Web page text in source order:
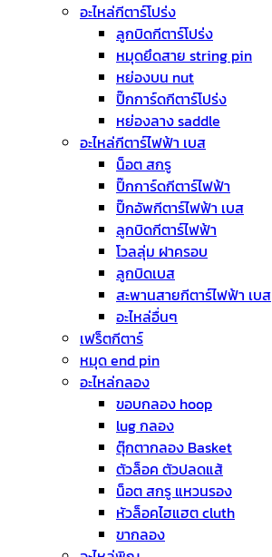
อะไหล่กีตาร์โปร่ง
ลูกบิดกีตาร์โปร่ง
หมุดยึดสาย string pin
หย่องบน nut
ปิ๊กการ์ดกีตาร์โปร่ง
หย่องลาง saddle
อะไหล่กีตาร์ไฟฟ้า เบส
น็อต สกรู
ปิ๊กการ์ดกีตาร์ไฟฟ้า
ปิ๊กอัพกีตาร์ไฟฟ้า เบส
ลูกบิดกีตาร์ไฟฟ้า
โวลลุ่ม ฝาครอบ
ลูกบิดเบส
สะพานสายกีตาร์ไฟฟ้า เบส
อะไหล่อื่นๆ
เฟร็ตกีตาร์
หมุด end pin
อะไหล่กลอง
ขอบกลอง hoop
lug กลอง
ตุ๊กตากลอง Basket
ตัวล็อค ตัวปลดแส้
น็อต สกรู แหวนรอง
หัวล็อคไฮแฮต cluth
ขากลอง